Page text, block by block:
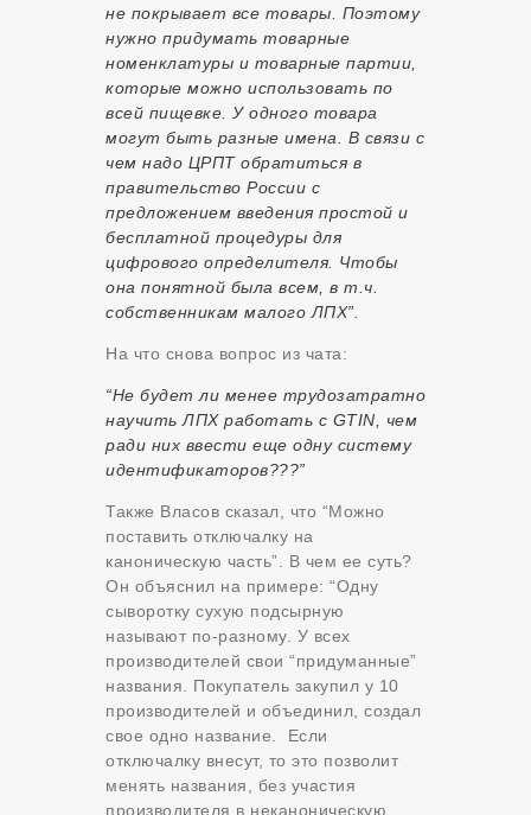
не покрывает все товары. Поэтому
нужно придумать товарные
номенклатуры и товарные партии,
которые можно использовать по
всей пищевке. У одного товара
могут быть разные имена. В связи с
чем надо ЦРПТ обратиться в
правительство России с
предложением введения простой и
бесплатной процедуры для
цифрового определителя. Чтобы
она понятной была всем, в т.ч.
собственникам малого ЛПХ”.
На что снова вопрос из чата:
“Не будет ли менее трудозатратно
научить ЛПХ работать с GTIN, чем
ради них ввести еще одну систему
идентификаторов???”
Также Власов сказал, что “Можно
поставить отключалку на
каноническую часть”. В чем ее суть?
Он объяснил на примере: “Одну
сыворотку сухую подсырную
называют по-разному. У всех
производителей свои “придуманные”
названия. Покупатель закупил у 10
производителей и объединил, создал
свое одно название. Если
отключалку внесут, то это позволит
менять названия, без участия
производителя в неканоническую